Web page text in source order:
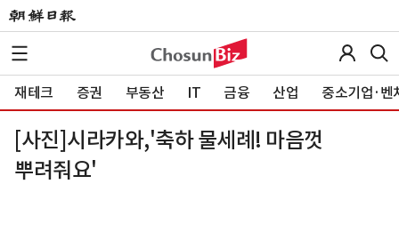
재테크 증권 부동산 IT 금융 산업 중소기업·벤
[사진]시라카와,'축하 물세례! 마음껏
뿌려줘요'